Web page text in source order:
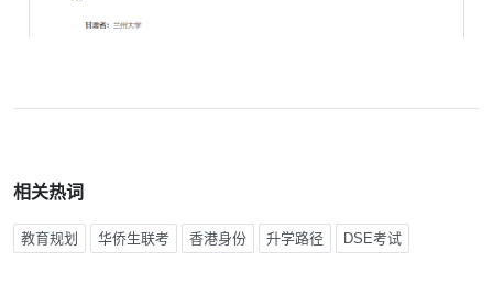
相关热词
教育规划 华侨生联考 香港身份 升学路径 DSE考试